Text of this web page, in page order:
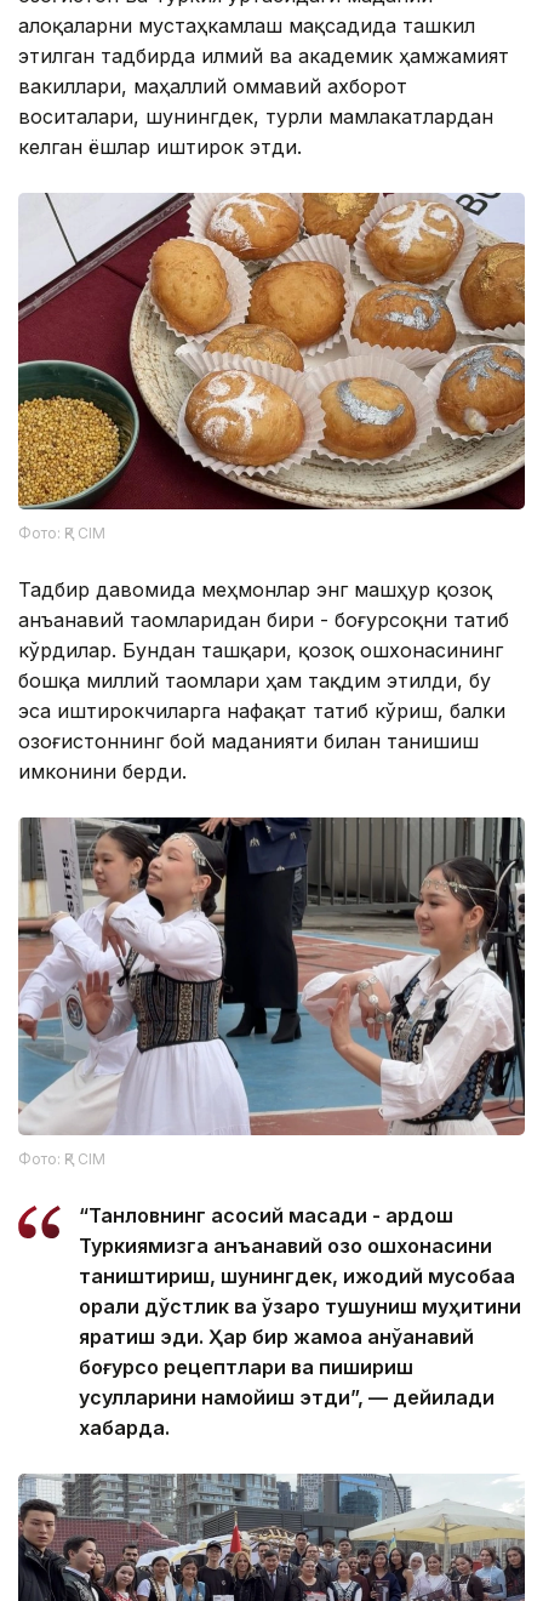
алоқаларни мустаҳкамлаш мақсадида ташкил
этилган тадбирда илмий ва академик ҳамжамият
вакиллари, маҳаллий оммавий ахборот
воситалари, шунингдек, турли мамлакатлардан
келган ёшлар иштирок этди.
Фото: ҚР СІМ
Тадбир давомида меҳмонлар энг машҳур қозоқ
анъанавий таомларидан бири - боғурсоқни татиб
кўрдилар. Бундан ташқари, қозоқ ошхонасининг
бошқа миллий таомлари ҳам тақдим этилди, бу
эса иштирокчиларга нафақат татиб кўриш, балки
Қозоғистоннинг бой маданияти билан танишиш
имконини берди.
Фото: ҚР СІМ
“Танловнинг асосий мақсади - қардош
Туркиямизга анъанавий қозоқ ошхонасини
таништириш, шунингдек, ижодий мусобақа
орқали дўстлик ва ўзаро тушуниш муҳитини
яратиш эди. Ҳар бир жамоа анўанавий
боғурсоқ рецептлари ва пишириш
усулларини намойиш этди”, — дейилади
хабарда.